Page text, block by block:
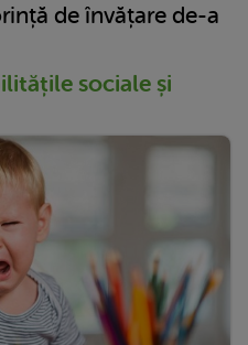
de învățare de-a
sociale și